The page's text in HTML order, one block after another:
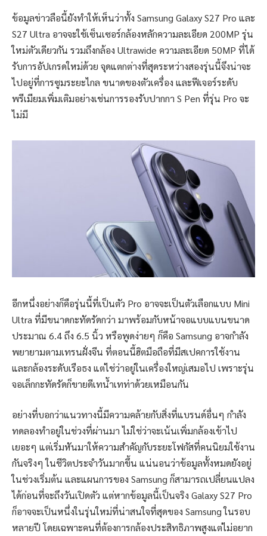
ข้อมูลข่าวลือนี้ยังทำให้เห็นว่าทั้ง Samsung Galaxy S27 Pro และ
S27 Ultra อาจจะใช้เซ็นเซอร์กล้องหลักความละเอียด 200MP รุ่น
ใหม่ตัวเดียวกัน รวมถึงกล้อง Ultrawide ความละเอียด 50MP ที่ได้
รับการอัปเกรดใหม่ด้วย จุดแตกต่างที่สุดระหว่างสองรุ่นนี้จึงน่าจะ
ไปอยู่ที่การซูมระยะไกล ขนาดของตัวเครื่อง และฟีเจอร์ระดับ
พรีเมียมเพิ่มเติมอย่างเช่นการรองรับปากกา S Pen ที่รุ่น Pro จะ
ไม่มี
อีกหนึ่งอย่างก็คือรุ่นนี้ที่เป็นตัว Pro อาจจะเป็นตัวเลือกแบบ Mini
Ultra ที่มีขนาดกะทัดรัดกว่า มาพร้อมกับหน้าจอแบบแบนขนาด
ประมาณ 6.4 ถึง 6.5 นิ้ว หรือพูดง่ายๆ ก็คือ Samsung อาจกำลัง
พยายามตามเทรนฝั่งจีน ที่ตอนนี้ฮิตมือถือที่มีสเปคการใช้งาน
และกล้องระดับเรือธง แต่ไช่ว่าอยู่ในเครื่องใหญ่เสมอไป เพราะรุ่น
จอเล็กกะทัดรัดก็ขายดีเทน้ำเทท่าด้วยเหมือนกัน
อย่างที่บอกว่าแนวทางนี้มีความคล้ายกับสิ่งที่แบรนด์อื่นๆ กำลัง
ทดลองทำอยู่ในช่วงที่ผ่านมา ไม่ใช่ว่าจะเน้นเพิ่มกล้องเข้าไป
เยอะๆ แต่เริ่มหันมาให้ความสำคัญกับระยะโฟกัสที่คนนิยมใช้งาน
กันจริงๆ ในชีวิตประจำวันมากขึ้น แน่นอนว่าข้อมูลทั้งหมดยังอยู่
ในช่วงเริ่มต้น และแผนการของ Samsung ก็สามารถเปลี่ยนแปลง
ได้ก่อนที่จะถึงวันเปิดตัว แต่หากข้อมูลนี้เป็นจริง Galaxy S27 Pro
ก็อาจจะเป็นหนึ่งในรุ่นใหม่ที่น่าสนใจที่สุดของ Samsung ในรอบ
หลายปี โดยเฉพาะคนที่ต้องการกล้องประสิทธิภาพสูงแต่ไม่อยาก